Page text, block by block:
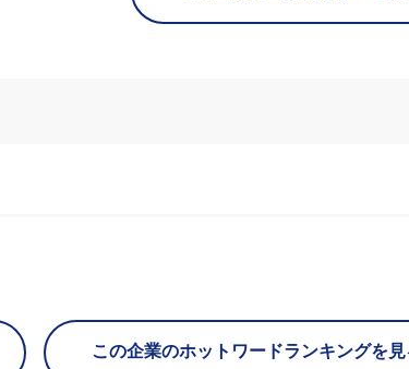
この企業のホットワードランキングを見